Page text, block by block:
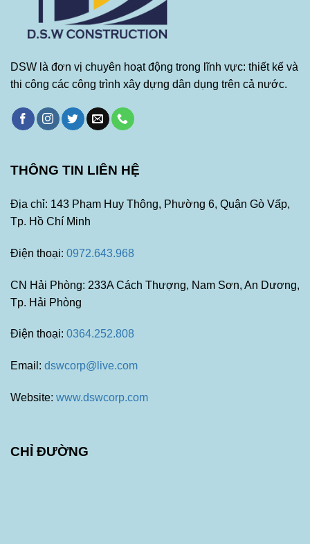
DSW là đơn vị chuyên hoạt động trong lĩnh vực: thiết kế và
thi công các công trình xây dựng dân dụng trên cả nước.
THÔNG TIN LIÊN HỆ
Địa chỉ: 143 Phạm Huy Thông, Phường 6, Quận Gò Vấp,
Tp. Hồ Chí Minh
Điện thoại: 0972.643.968
CN Hải Phòng: 233A Cách Thượng, Nam Sơn, An Dương,
Tp. Hải Phòng
Điện thoại: 0364.252.808
Email: dswcorp@live.com
Website: www.dswcorp.com
CHỈ ĐƯỜNG